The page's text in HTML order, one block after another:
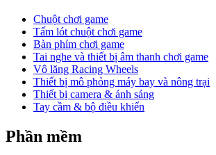
Chuột chơi game
Tấm lót chuột chơi game
Bàn phím chơi game
Tai nghe và thiết bị âm thanh chơi game
Vô lăng Racing Wheels
Thiết bị mô phỏng máy bay và nông trại
Thiết bị camera & ánh sáng
Tay cầm & bộ điều khiển
Phần mềm